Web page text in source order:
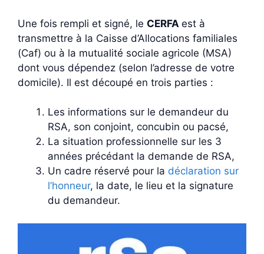
Une fois rempli et signé, le CERFA est à
transmettre à la Caisse d’Allocations familiales
(Caf) ou à la mutualité sociale agricole (MSA)
dont vous dépendez (selon l’adresse de votre
domicile). Il est découpé en trois parties :
Les informations sur le demandeur du
RSA, son conjoint, concubin ou pacsé,
La situation professionnelle sur les 3
années précédant la demande de RSA,
Un cadre réservé pour la déclaration sur
l’honneur, la date, le lieu et la signature
du demandeur.